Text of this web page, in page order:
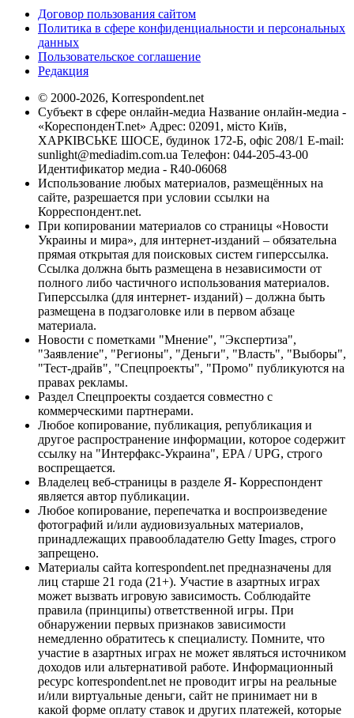
Договор пользования сайтом
Политика в сфере конфиденциальности и персональных
данных
Пользовательское соглашение
Редакция
© 2000-2026, Korrespondent.net
Субъект в сфере онлайн-медиа Название онлайн-медиа -
«КореспонденТ.net» Адрес: 02091, місто Київ,
ХАРКІВСЬКЕ ШОСЕ, будинок 172-Б, офіс 208/1 E-mail:
sunlight@mediadim.com.ua Телефон: 044-205-43-00
Идентификатор медиа - R40-06068
Использование любых материалов, размещённых на
сайте, разрешается при условии ссылки на
Корреспондент.net.
При копировании материалов со страницы «Новости
Украины и мира», для интернет-изданий – обязательна
прямая открытая для поисковых систем гиперссылка.
Ссылка должна быть размещена в независимости от
полного либо частичного использования материалов.
Гиперссылка (для интернет- изданий) – должна быть
размещена в подзаголовке или в первом абзаце
материала.
Новости с пометками "Мнение", "Экспертиза",
"Заявление", "Регионы", "Деньги", "Власть", "Выборы",
"Тест-драйв", "Спецпроекты", "Промо" публикуются на
правах рекламы.
Раздел Спецпроекты создается совместно с
коммерческими партнерами.
Любое копирование, публикация, републикация и
другое распространение информации, которое содержит
ссылку на "Интерфакс-Украина", EPA / UPG, строго
воспрещается.
Владелец веб-страницы в разделе Я- Корреспондент
является автор публикации.
Любое копирование, перепечатка и воспроизведение
фотографий и/или аудиовизуальных материалов,
принадлежащих правообладателю Getty Images, строго
запрещено.
Материалы сайта korrespondent.net предназначены для
лиц старше 21 года (21+). Участие в азартных играх
может вызвать игровую зависимость. Соблюдайте
правила (принципы) ответственной игры. При
обнаружении первых признаков зависимости
немедленно обратитесь к специалисту. Помните, что
участие в азартных играх не может являться источником
доходов или альтернативой работе. Информационный
ресурс korrespondent.net не проводит игры на реальные
и/или виртуальные деньги, сайт не принимает ни в
какой форме оплату ставок и других платежей, которые